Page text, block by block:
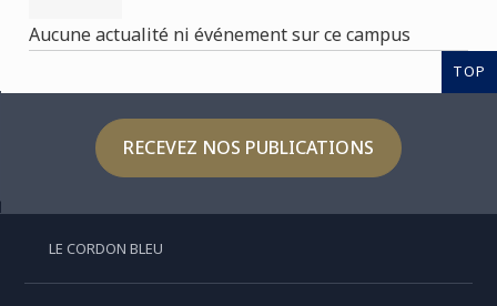
Aucune actualité ni événement sur ce campus
TOP
RECEVEZ NOS PUBLICATIONS
LE CORDON BLEU